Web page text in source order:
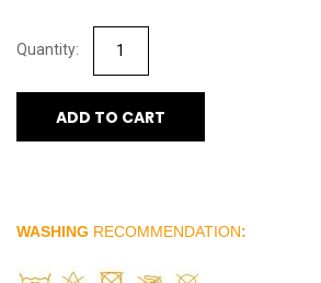
ADD TO CART
WASHING RECOMMENDATION: